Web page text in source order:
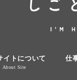
イトについて
About Site
仕